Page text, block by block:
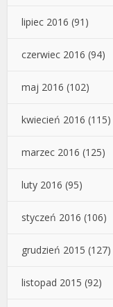
lipiec 2016 (91)
czerwiec 2016 (94)
maj 2016 (102)
kwiecień 2016 (115)
marzec 2016 (125)
luty 2016 (95)
styczeń 2016 (106)
grudzień 2015 (127)
listopad 2015 (92)